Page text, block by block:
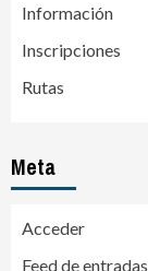
Información
Inscripciones
Rutas
Meta
Acceder
Feed de entradas